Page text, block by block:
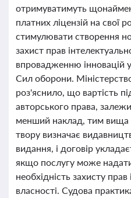
отримуватимуть
платних ліцензій на свої
стимулювати створення
захист прав
впровадженню інновацій
Сил оборони.
роз'яснило, що вартість
авторського права,
менший наклад, тим вища
твору визначає
видання, і договір
якщо послугу може
необхідність захисту прав
власності. Судова